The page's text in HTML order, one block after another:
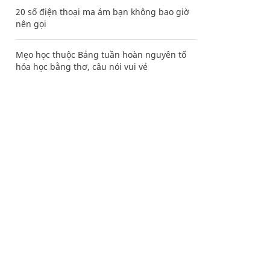
20 số điện thoại ma ám bạn không bao giờ
nên gọi
Mẹo học thuộc Bảng tuần hoàn nguyên tố
hóa học bằng thơ, câu nói vui vẻ